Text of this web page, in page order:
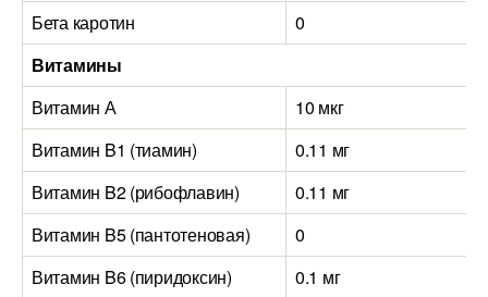
Бета каротин
0
Витамины
Витамин А
10 мкг
Витамин B1 (тиамин)
0.11 мг
Витамин B2 (рибофлавин)
0.11 мг
Витамин B5 (пантотеновая)
0
Витамин B6 (пиридоксин)
0.1 мг